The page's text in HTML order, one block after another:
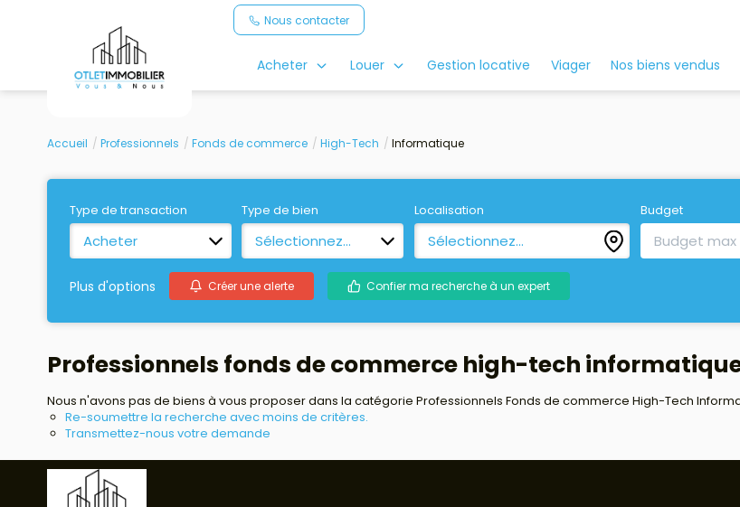
Nous contacter
Acheter Louer Gestion locative Viager Nos biens vendus
Accueil Professionnels Fonds de commerce High-Tech Informatique
Type de transaction
Acheter
Type de bien
Sélectionnez...
Localisation
Sélectionnez...
Budget
Plus d'options Créer une alerte Confier ma recherche à un expert
Professionnels fonds de commerce high-tech
Nous n'avons pas de biens à vous proposer dans la catégorie Professionnels Fonds de commerce High-Tech
Re-soumettre la recherche avec moins de critères.
Transmettez-nous votre demande